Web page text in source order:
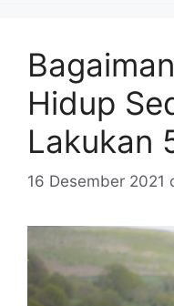
Hidup
Lakukan
16 Desember 2021